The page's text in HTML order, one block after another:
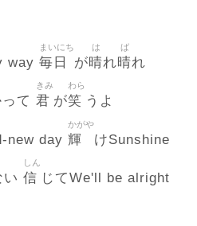
way 毎日
まいにち
が晴
は
れ晴
ば
れ
て 君
きみ
が笑
わら
うよ
new day 輝
かがや
けSunshine
い 信
しん
じてWe'll be alright